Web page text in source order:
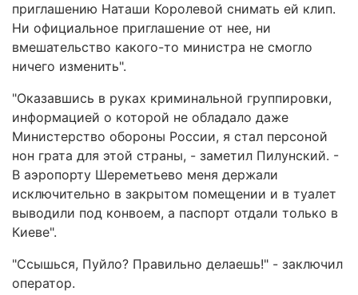
приглашению Наташи Королевой снимать ей клип.
Ни официальное приглашение от нее, ни
вмешательство какого-то министра не смогло
ничего изменить".
"Оказавшись в руках криминальной группировки,
информацией о которой не обладало даже
Министерство обороны России, я стал персоной
нон грата для этой страны, - заметил Пилунский. -
В аэропорту Шереметьево меня держали
исключительно в закрытом помещении и в туалет
выводили под конвоем, а паспорт отдали только в
Киеве".
"Ссышься, Пуйло? Правильно делаешь!" - заключил
оператор.